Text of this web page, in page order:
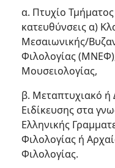
α. Πτυχίο
κατευθύνσεις α)
Μεσαιωνικής/
Φιλολογίας
Μουσειολογίας,
β. Μεταπτυχιακό ή
Ειδίκευσης στα
Ελληνικής
Φιλολογίας ή
Φιλολογίας.